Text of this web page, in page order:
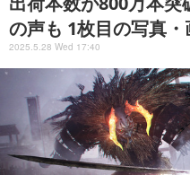
の声も 1枚目の写真・
2025.5.28 Wed 17:40